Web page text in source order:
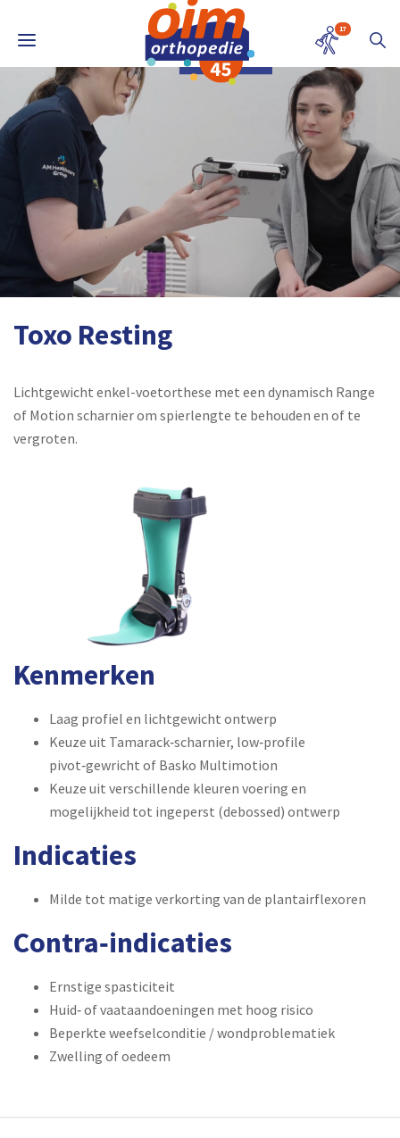
17
Toxo Resting
Lichtgewicht enkel-voetorthese met een dynamisch Range
of Motion scharnier om spierlengte te behouden en of te
vergroten.
Kenmerken
Laag profiel en lichtgewicht ontwerp
Keuze uit Tamarack‑scharnier, low‑profile
pivot‑gewricht of Basko Multimotion
Keuze uit verschillende kleuren voering en
mogelijkheid tot ingeperst (debossed) ontwerp
Indicaties
Milde tot matige verkorting van de plantairflexoren
Contra‑indicaties
Ernstige spasticiteit
Huid‑ of vaataandoeningen met hoog risico
Beperkte weefselconditie / wondproblematiek
Zwelling of oedeem